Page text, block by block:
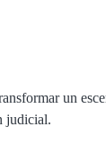
un
judicial.